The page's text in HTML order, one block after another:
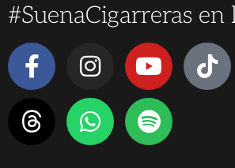
#SuenaCigarreras en